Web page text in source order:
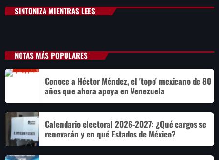
SINTONIZA MIENTRAS LEES
NOTAS MÁS POPULARES
Conoce a Héctor Méndez, el 'topo' mexicano de 80
años que ahora apoya en Venezuela
Calendario electoral 2026-2027: ¿Qué cargos se
renovarán y en qué Estados de México?